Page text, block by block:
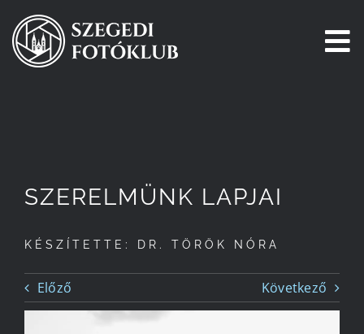
Kihagyás
Pályázatok
Tagjaink
Csatlakozz!
SZERELMÜNK LAPJAI
KÉSZÍTETTE: DR. TÖRÖK NÓRA
Előző Következő